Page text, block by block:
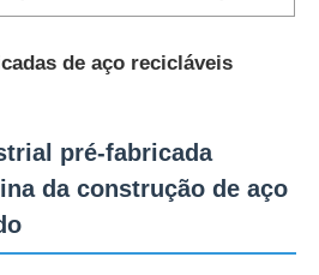
de aço recicláveis
pré-fabricada
da construção de aço